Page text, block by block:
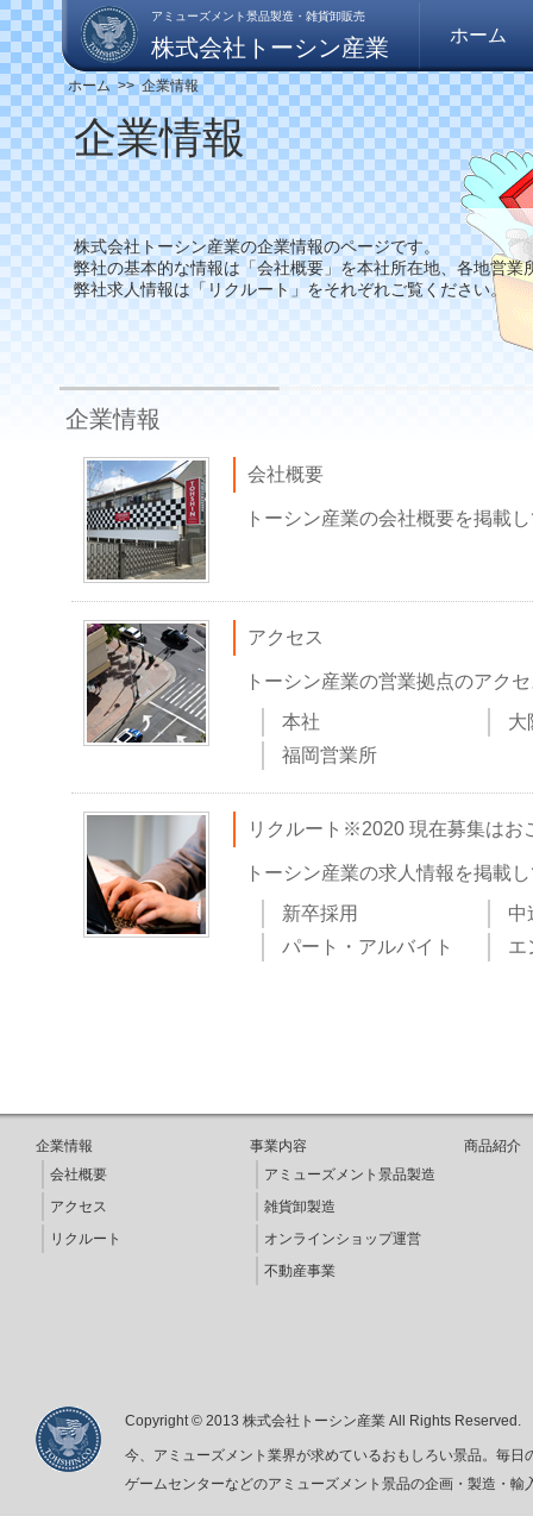
アミューズメント景品製造・ 雑貨卸販売
株式会社トーシン産業 ホーム
ホーム>> 企業情報
企業情報
株式会社トーシン産業の企業情報のページです。
弊社の基本的な情報は「会社概要」を本社所在地、各地営
弊社求人情報は「リクルート」をそれぞれご覧ください。
企業情報
会社概要
トーシン産業の会社概要を掲載
アクセス
トーシン産業の営業拠点のアク
本社
大
福岡営業所
リクルート ※2020 現在募集はお
トーシン産業の求人情報を掲載
新卒採用
中
パート・アルバイト
エ
企業情報
会社概要
アクセス
リクルート
事業内容
アミューズメント景品製造
雑貨卸製造
オンラインショップ運営
不動産事業
商品紹介
Copyright © 2013 株式会社トーシン産業 All Rights Reserved.
今、 アミューズメント 業界が求めているおもしろい景品。毎日
ゲームセンターなどのアミューズメント 景品の企画・製造・輸